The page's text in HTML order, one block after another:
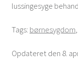
lussingesyge
Tags: børnesygdom,
Opdateret den 8.